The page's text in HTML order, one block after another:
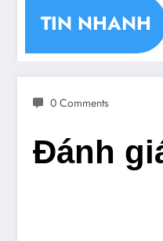
TIN NHANH
chéo chữ ký số
Tin
0 Comments
Đánh